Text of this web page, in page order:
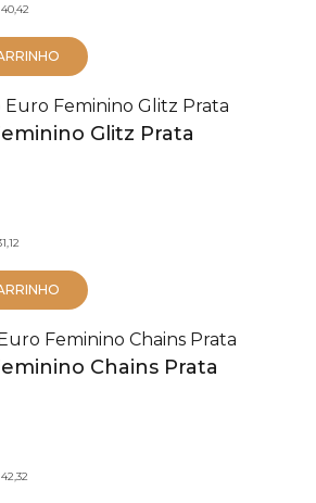
Glitz Prata
Chains Prata